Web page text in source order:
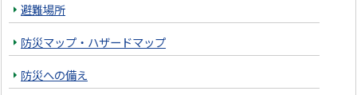
避難場所
防災マップ・ハザードマップ
防災への備え